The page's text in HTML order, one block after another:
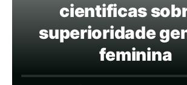
cientificas
superioridade
feminina